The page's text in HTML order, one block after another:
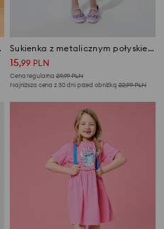
Sukienka z metalicznym połyskiem i falbankami Active
15,99 PLN
Cena regularna 29,99PLN
Najniższa cena z 30 dni przed obniżką 22,99PLN